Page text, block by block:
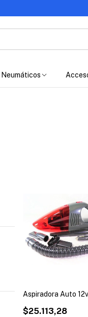
Neumáticos
Aspiradora Auto 12v
$25.113,28